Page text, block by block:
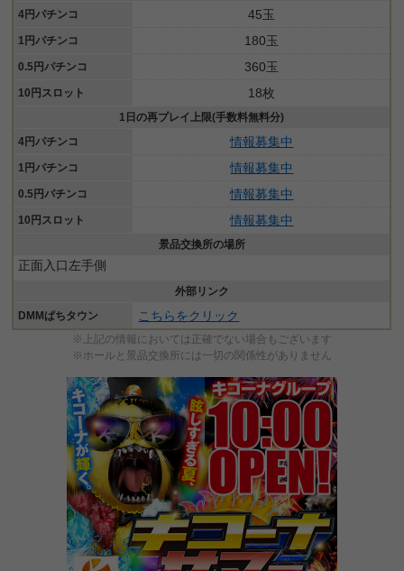
4円パチンコ
45玉
1円パチンコ 180玉
0.5円パチンコ 360玉
10円スロット 18枚
1日の再プレイ上限(手数料無料分)
4円パチンコ
情報募集中
1円パチンコ 情報募集中
0.5円パチンコ 情報募集中
10円スロット 情報募集中
景品交換所の場所
正面入口左手側
外部リンク
DMMぱちタウン
こちらをクリック
※上記の情報においては正確でない場合もございます
※ホールと景品交換所には一切の関係性がありません